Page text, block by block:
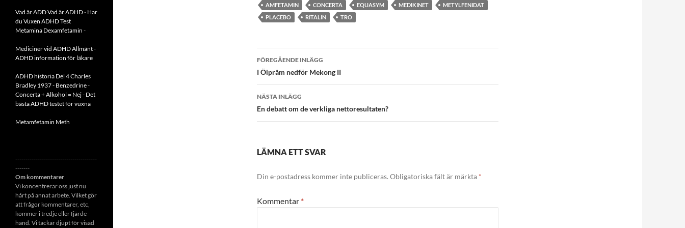
AMFETAMIN CONCERTA EQUASYM MEDIKINET
METYLFENIDAT
PLACEBO
RITALIN TRO
Inläggsnavigering
FÖREGÅENDE INLÄGG
I Ölpråm nedför Mekong II
NÄSTA INLÄGG
En debatt om de verkliga nettoresultaten?
LÄMNA ETT SVAR
Din e-postadress kommer inte publiceras. Obligatoriska fält är märkta *
Kommentar *
Vad är ADDVad är ADHD- Har
du Vuxen ADHD Test
Metamina Dexamfetamin -
Mediciner vid ADHD Allmänt-
ADHD information för läkare
ADHD historia Del 4 Charles
Bradley 1937 - Benzedrine-
Concerta + Alkohol = Nej- Det
bästa ADHD testet för vuxna
Metamfetamin Meth
----------------------------------------
-------
Om kommentarer
Vi koncentrerar oss just nu
hårt på annat arbete. Vilket gör
att frågor kommentarer, etc,
kommer i tredje eller fjärde
hand. Vi tackar djupt för visad